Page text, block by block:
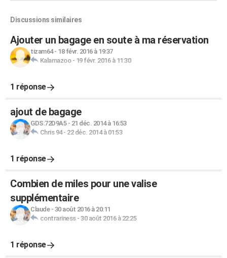
Discussions similaires
Ajouter un bagage en soute à ma réservation
tizam64- 18 févr. 2016 à 19:37
Kalamazoo- 19 févr. 2016 à 11:30
1 réponse
ajout de bagage
GDS:72D9A5- 21 déc. 2014 à 16:53
Chris 94- 22 déc. 2014 à 01:53
1 réponse
Combien de miles pour une valise
supplémentaire
Claude- 30 août 2016 à 20:11
contrariness- 30 août 2016 à 22:25
1 réponse